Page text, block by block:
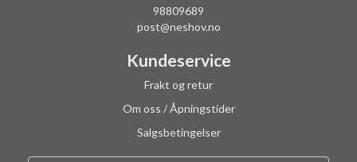
98809689
post@neshov.no
Kundeservice
Frakt og retur
Om oss / Åpningstider
Salgsbetingelser